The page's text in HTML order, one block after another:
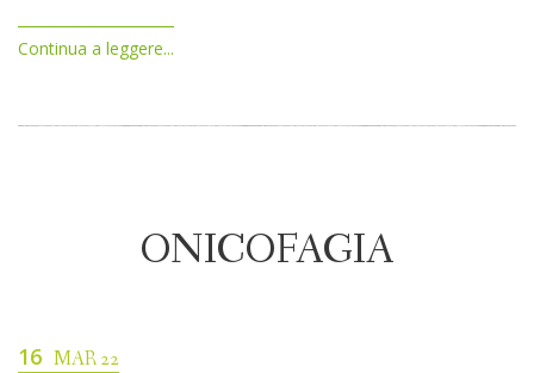
Continua a leggere...
ONICOFAGIA
16 MAR 22